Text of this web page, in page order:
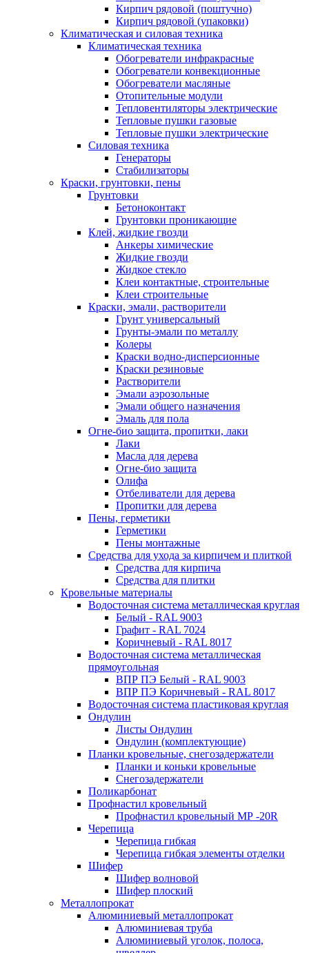
Кирпич рядовой (поштучно)
Кирпич рядовой (упаковки)
Климатическая и силовая техника
Климатическая техника
Обогреватели инфракрасные
Обогреватели конвекционные
Обогреватели масляные
Отопительные модули
Тепловентиляторы электрические
Тепловые пушки газовые
Тепловые пушки электрические
Силовая техника
Генераторы
Стабилизаторы
Краски, грунтовки, пены
Грунтовки
Бетоноконтакт
Грунтовки проникающие
Клей, жидкие гвозди
Анкеры химические
Жидкие гвозди
Жидкое стекло
Клеи контактные, строительные
Клеи строительные
Краски, эмали, растворители
Грунт универсальный
Грунты-эмали по металлу
Колеры
Краски водно-дисперсионные
Краски резиновые
Растворители
Эмали аэрозольные
Эмали общего назначения
Эмаль для пола
Огне-био защита, пропитки, лаки
Лаки
Масла для дерева
Огне-био защита
Олифа
Отбеливатели для дерева
Пропитки для дерева
Пены, герметики
Герметики
Пены монтажные
Средства для ухода за кирпичем и плиткой
Средства для кирпича
Средства для плитки
Кровельные материалы
Водосточная система металлическая круглая
Белый - RAL 9003
Графит - RAL 7024
Коричневый - RAL 8017
Водосточная система металлическая
прямоугольная
ВПР ПЭ Белый - RAL 9003
ВПР ПЭ Коричневый - RAL 8017
Водосточная система пластиковая круглая
Ондулин
Листы Ондулин
Ондулин (комплектующие)
Планки кровельные, снегозадержатели
Планки и коньки кровельные
Снегозадержатели
Поликарбонат
Профнастил кровельный
Профнастил кровельный МР -20R
Черепица
Черепица гибкая
Черепица гибкая элементы отделки
Шифер
Шифер волновой
Шифер плоский
Металлопрокат
Алюминиевый металлопрокат
Алюминиевая труба
Алюминиевый уголок, полоса,